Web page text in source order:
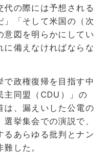
代の際には予想される
」「そして米国の（次
意図を明らかにしてい
に備えなければならな
で政権復帰を目指す中
主同盟（CDU）」の
は、漏えいした公電の
挙集会での演説で、
るあらゆる批判とナン
した。